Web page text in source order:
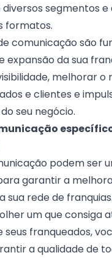
diversos segmentos
formatos.
comunicação são
expansão da sua
melhorar o
e clientes e
seu negócio.
podem ser
garantir a
sua rede de franquias.
um que consiga
seus franqueados,
a qualidade de